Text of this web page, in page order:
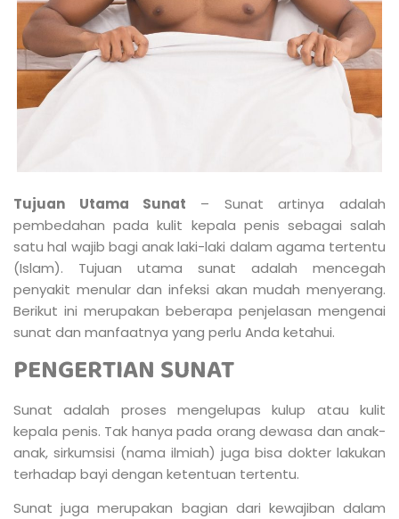
Tujuan Utama Sunat – Sunat artinya adalah
pembedahan pada kulit kepala penis sebagai salah
satu hal wajib bagi anak laki-laki dalam agama tertentu
(Islam). Tujuan utama sunat adalah mencegah
penyakit menular dan infeksi akan mudah menyerang.
Berikut ini merupakan beberapa penjelasan mengenai
sunat dan manfaatnya yang perlu Anda ketahui.
PENGERTIAN SUNAT
Sunat adalah proses mengelupas kulup atau kulit
kepala penis. Tak hanya pada orang dewasa dan anak-
anak, sirkumsisi (nama ilmiah) juga bisa dokter lakukan
terhadap bayi dengan ketentuan tertentu.
Sunat juga merupakan bagian dari kewajiban dalam